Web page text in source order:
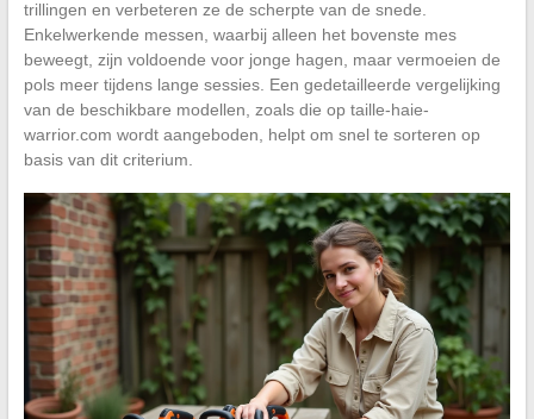
trillingen en verbeteren ze de scherpte van de snede.
Enkelwerkende messen, waarbij alleen het bovenste mes
beweegt, zijn voldoende voor jonge hagen, maar vermoeien de
pols meer tijdens lange sessies. Een gedetailleerde vergelijking
van de beschikbare modellen, zoals die op taille-haie-
warrior.com wordt aangeboden, helpt om snel te sorteren op
basis van dit criterium.